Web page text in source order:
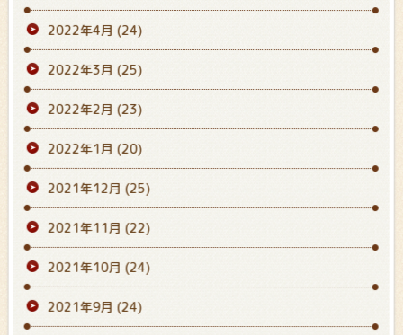
2022年4月 (24)
2022年3月 (25)
2022年2月 (23)
2022年1月 (20)
2021年12月 (25)
2021年11月 (22)
2021年10月 (24)
2021年9月 (24)